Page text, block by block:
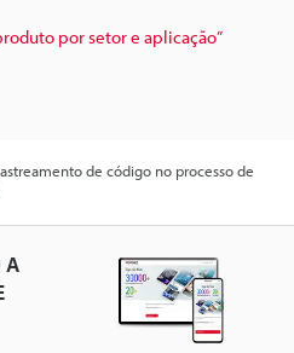
por setor e aplicação”
de código no processo de
A